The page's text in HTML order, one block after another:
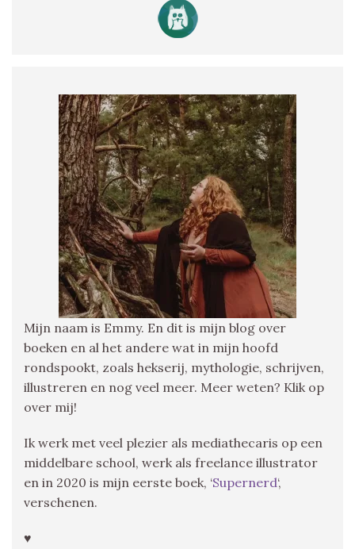
Mijn naam is Emmy. En dit is mijn blog over
boeken en al het andere wat in mijn hoofd
rondspookt, zoals hekserij, mythologie, schrijven,
illustreren en nog veel meer. Meer weten? Klik op
over mij!
Ik werk met veel plezier als mediathecaris op een
middelbare school, werk als freelance illustrator
en in 2020 is mijn eerste boek, ‘Supernerd‘,
verschenen.
♥